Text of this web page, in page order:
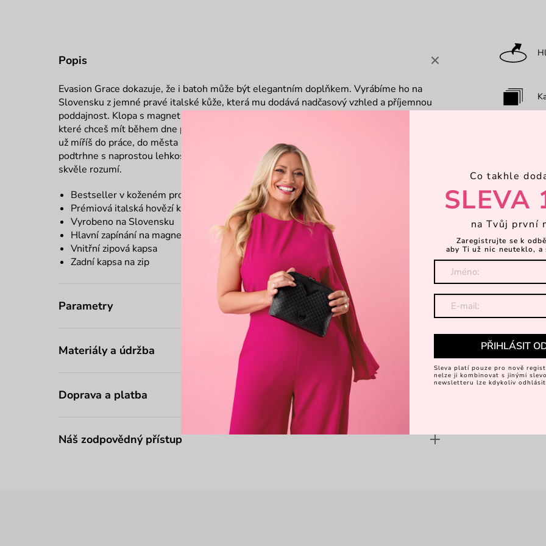
Popis
Evasion Grace dokazuje, že i batoh může být elegantním doplňkem. Vyrábíme ho na
Slovensku z jemné pravé italské kůže, která mu dodává nadčasový vzhled a příjemnou
poddajnost. Klopa s magnetickým zapínáním ukrývá prostor pro všechny nezbytnosti,
které chceš mít během dne po ruce, a nastavitelné popruhy zajistí pohodlné nošení. Ať
už míříš do práce, do města nebo na kávu, Evasion Grace Ti nechá volné ruce a styl
podtrhne s naprostou lehkostí. Je důkazem, že praktický batoh a elegantní design si
skvěle rozumí.
Bestseller v koženém provedení
Prémiová italská hovězí kůže
Vyrobeno na Slovensku
Hlavní zapínání na magnetický pin a zip
Vnitřní zipová kapsa
Zadní kapsa na zip
Parametry
Materiály a údržba
Doprava a platba
Náš zodpovědný přístup
Co takhle
SLEVA
na Tvůj první
Zaregistrujte se k
aby Ti už nic neuteklo, a
PŘIHLÁSIT
Sleva platí pouze pro nově
nelze ji kombinovat s jinými
newsletteru lze kdykoliv